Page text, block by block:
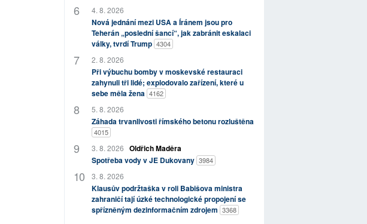
4. 8. 2026
Nová jednání mezi USA a Íránem jsou pro
Teherán „poslední šancí“, jak zabránit eskalaci
války, tvrdí Trump 4304
2. 8. 2026
Při výbuchu bomby v moskevské restauraci
zahynuli tři lidé; explodovalo zařízení, které u
sebe měla žena 4162
5. 8. 2026
Záhada trvanlivosti římského betonu rozluštěna
4015
3. 8. 2026 Oldřich Maděra
Spotřeba vody v JE Dukovany 3984
3. 8. 2026
Klausův podržtaška v roli Babišova ministra
zahraničí tají úzké technologické propojení se
spřízněným dezinformačním zdrojem 3368